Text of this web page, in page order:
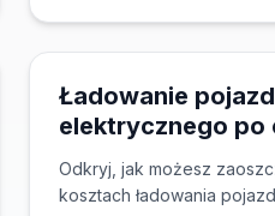
Ładowanie
elektrycznego po
2025 – Kompletny
Odkryj, jak możesz
kosztach ładowania